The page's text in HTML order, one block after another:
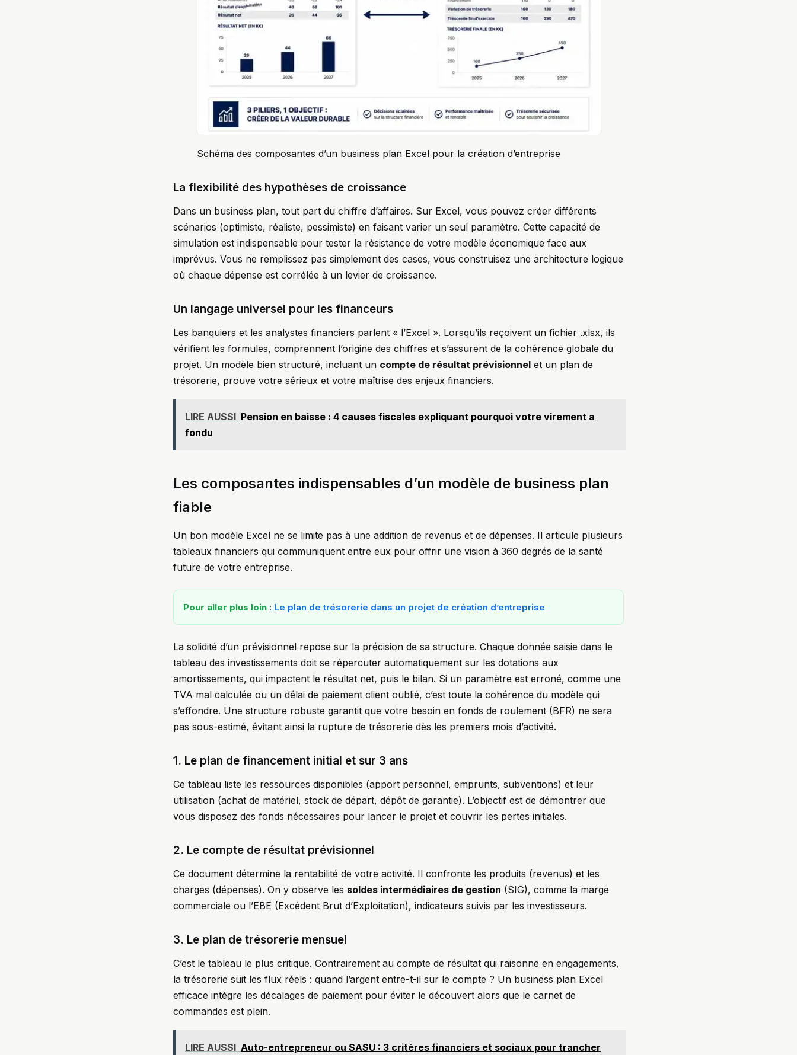
Schéma des composantes d’un business plan Excel pour la création d’entreprise
La flexibilité des hypothèses de croissance
Dans un business plan, tout part du chiffre d’affaires. Sur Excel, vous pouvez créer différents
scénarios (optimiste, réaliste, pessimiste) en faisant varier un seul paramètre. Cette capacité de
simulation est indispensable pour tester la résistance de votre modèle économique face aux
imprévus. Vous ne remplissez pas simplement des cases, vous construisez une architecture logique
où chaque dépense est corrélée à un levier de croissance.
Un langage universel pour les financeurs
Les banquiers et les analystes financiers parlent « l’Excel ». Lorsqu’ils reçoivent un fichier .xlsx, ils
vérifient les formules, comprennent l’origine des chiffres et s’assurent de la cohérence globale du
projet. Un modèle bien structuré, incluant un compte de résultat prévisionnel et un plan de
trésorerie, prouve votre sérieux et votre maîtrise des enjeux financiers.
LIRE AUSSI Pension en baisse : 4 causes fiscales expliquant pourquoi votre virement a
fondu
Les composantes indispensables d’un modèle de business plan
fiable
Un bon modèle Excel ne se limite pas à une addition de revenus et de dépenses. Il articule plusieurs
tableaux financiers qui communiquent entre eux pour offrir une vision à 360 degrés de la santé
future de votre entreprise.
Pour aller plus loin : Le plan de trésorerie dans un projet de création d’entreprise
La solidité d’un prévisionnel repose sur la précision de sa structure. Chaque donnée saisie dans le
tableau des investissements doit se répercuter automatiquement sur les dotations aux
amortissements, qui impactent le résultat net, puis le bilan. Si un paramètre est erroné, comme une
TVA mal calculée ou un délai de paiement client oublié, c’est toute la cohérence du modèle qui
s’effondre. Une structure robuste garantit que votre besoin en fonds de roulement (BFR) ne sera
pas sous-estimé, évitant ainsi la rupture de trésorerie dès les premiers mois d’activité.
1. Le plan de financement initial et sur 3 ans
Ce tableau liste les ressources disponibles (apport personnel, emprunts, subventions) et leur
utilisation (achat de matériel, stock de départ, dépôt de garantie). L’objectif est de démontrer que
vous disposez des fonds nécessaires pour lancer le projet et couvrir les pertes initiales.
2. Le compte de résultat prévisionnel
Ce document détermine la rentabilité de votre activité. Il confronte les produits (revenus) et les
charges (dépenses). On y observe les soldes intermédiaires de gestion (SIG), comme la marge
commerciale ou l’EBE (Excédent Brut d’Exploitation), indicateurs suivis par les investisseurs.
3. Le plan de trésorerie mensuel
C’est le tableau le plus critique. Contrairement au compte de résultat qui raisonne en engagements,
la trésorerie suit les flux réels : quand l’argent entre-t-il sur le compte ? Un business plan Excel
efficace intègre les décalages de paiement pour éviter le découvert alors que le carnet de
commandes est plein.
LIRE AUSSI Auto-entrepreneur ou SASU : 3 critères financiers et sociaux pour trancher